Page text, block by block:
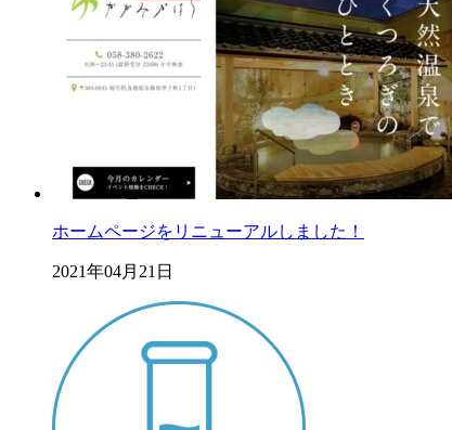
ホームページをリニューアルしました！
2021年04月21日